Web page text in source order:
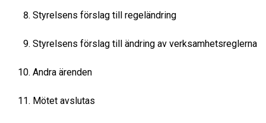
Styrelsens förslag till regeländring
Styrelsens förslag till ändring av verksamhetsreglerna
Andra ärenden
Mötet avslutas